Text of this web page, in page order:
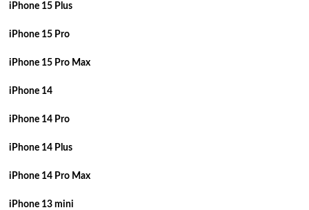
iPhone 15 Plus
iPhone 15 Pro
iPhone 15 Pro Max
iPhone 14
iPhone 14 Pro
iPhone 14 Plus
iPhone 14 Pro Max
iPhone 13 mini